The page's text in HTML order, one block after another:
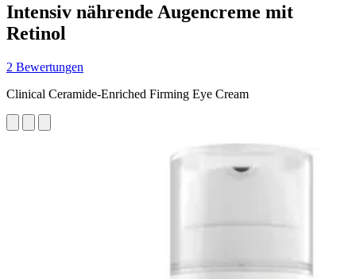
Intensiv nährende Augencreme mit
Retinol
2 Bewertungen
Clinical Ceramide-Enriched Firming Eye Cream